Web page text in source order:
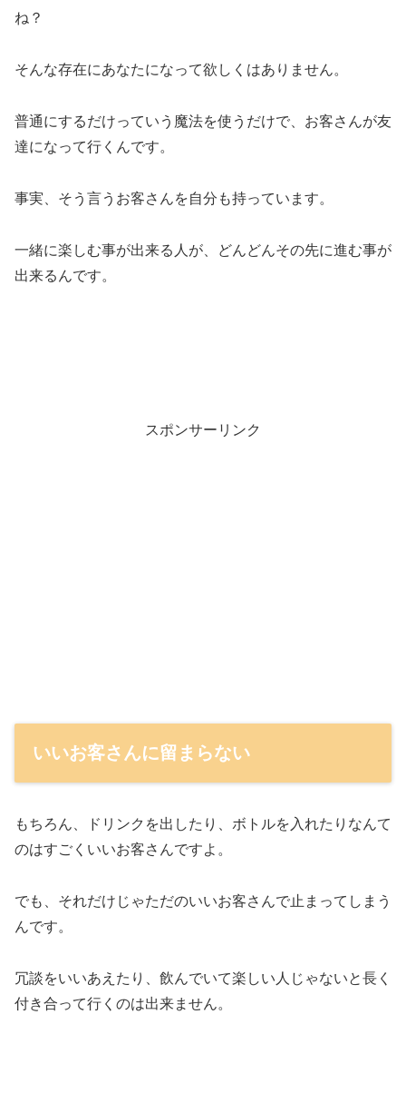
ね？
そんな存在にあなたになって欲しくはありません。
普通にするだけっていう魔法を使うだけで、お客さんが友
達になって行くんです。
事実、そう言うお客さんを自分も持っています。
一緒に楽しむ事が出来る人が、どんどんその先に進む事が
出来るんです。
スポンサーリンク
いいお客さんに留まらない
もちろん、ドリンクを出したり、ボトルを入れたりなんて
のはすごくいいお客さんですよ。
でも、それだけじゃただのいいお客さんで止まってしまう
んです。
冗談をいいあえたり、飲んでいて楽しい人じゃないと長く
付き合って行くのは出来ません。